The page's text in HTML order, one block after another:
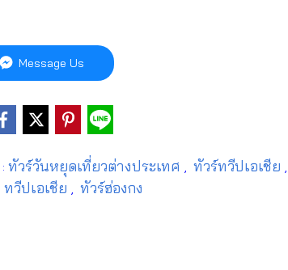
Message Us
ทัวร์วันหยุดเที่ยวต่างประเทศ ทัวร์ทวีปเอเชีย
ทวีปเอเชีย ทัวร์ฮ่องกง